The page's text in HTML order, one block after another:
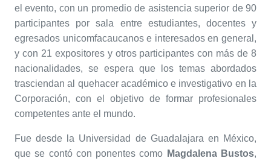
el evento, con un promedio de asistencia superior de 90
participantes por sala entre estudiantes, docentes y
egresados unicomfacaucanos e interesados en general,
y con 21 expositores y otros participantes con más de 8
nacionalidades, se espera que los temas abordados
trasciendan al quehacer académico e investigativo en la
Corporación, con el objetivo de formar profesionales
competentes ante el mundo.
Fue desde la Universidad de Guadalajara en México,
que se contó con ponentes como Magdalena Bustos,